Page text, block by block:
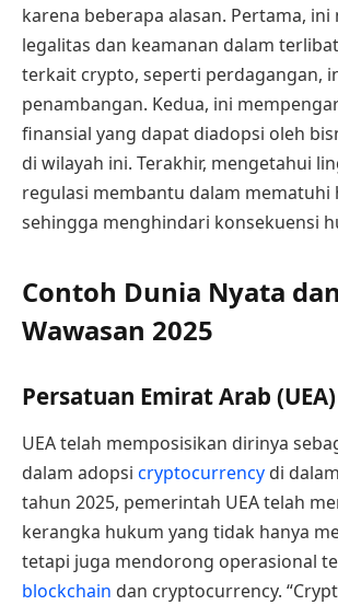
karena beberapa alasan. Pertama,
legalitas dan keamanan dalam
terkait crypto, seperti perdagangan,
penambangan. Kedua, ini
finansial yang dapat diadopsi oleh
di wilayah ini. Terakhir, mengetahui
regulasi membantu dalam mematuhi
sehingga menghindari konsekuensi
Contoh Dunia Nyata dan
Wawasan 2025
Persatuan Emirat Arab (UEA)
UEA telah memposisikan dirinya
dalam adopsi cryptocurrency di
tahun 2025, pemerintah UEA telah
kerangka hukum yang tidak hanya
tetapi juga mendorong operasional
blockchain dan cryptocurrency.